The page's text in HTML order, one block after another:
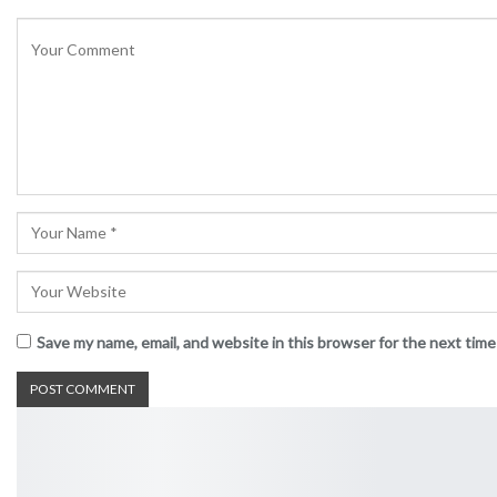
Save my name, email, and website in this browser for the next